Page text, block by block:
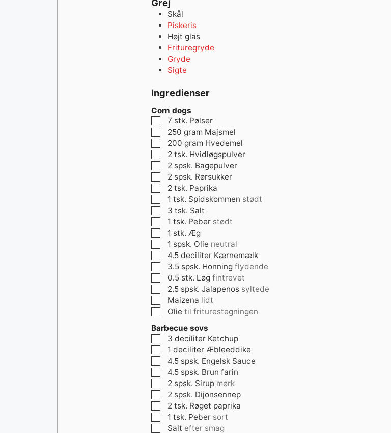
Grej
Skål
Piskeris
Højt glas
Frituregryde
Gryde
Sigte
Ingredienser
Corn dogs
▢
7 stk. Pølser
▢
250 gram Majsmel
▢
200 gram Hvedemel
▢
2 tsk. Hvidløgspulver
▢
2 spsk. Bagepulver
▢
2 spsk. Rørsukker
▢
2 tsk. Paprika
▢1 tsk. Spidskommen stødt
▢
3 tsk. Salt
▢1 tsk. Peber stødt
▢1 stk. Æg
▢1 spsk. Olie neutral
▢
4.5 deciliter Kærnemælk
▢
3.5 spsk. Honning flydende
▢
0.5 stk. Løg fintrevet
▢
2.5 spsk. Jalapenos syltede
▢
Maizena lidt
▢
Olie til friturestegningen
Barbecue sovs
▢
3 deciliter Ketchup
▢1 deciliter Æbleeddike
▢
4.5 spsk. Engelsk Sauce
▢
4.5 spsk. Brun farin
▢
2 spsk. Sirup mørk
▢
2 spsk. Dijonsennep
▢
2 tsk. Røget paprika
▢1 tsk. Peber sort
▢
Salt efter smag